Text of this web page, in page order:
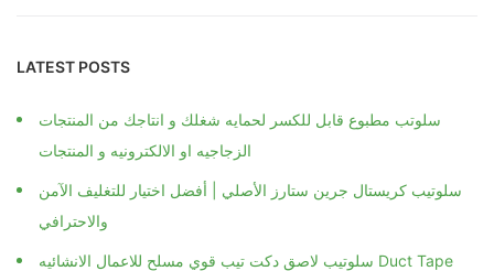
LATEST POSTS
سلوتب مطبوع قابل للكسر لحمايه شغلك و انتاجك من المنتجات
الزجاجيه او الالكترونيه و المنتجات
سلوتيب كريستال جرين ستارز الأصلي | أفضل اختيار للتغليف الآمن
والاحترافي
سلوتيب لاصق دكت تيب قوي مسلح للاعمال الانشائيه Duct Tape